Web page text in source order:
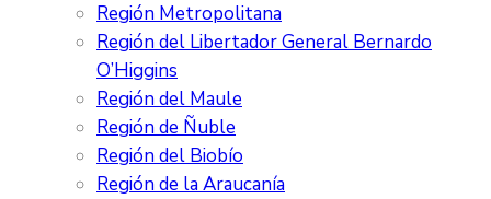
Región Metropolitana
Región del Libertador General Bernardo
O’Higgins
Región del Maule
Región de Ñuble
Región del Biobío
Región de la Araucanía